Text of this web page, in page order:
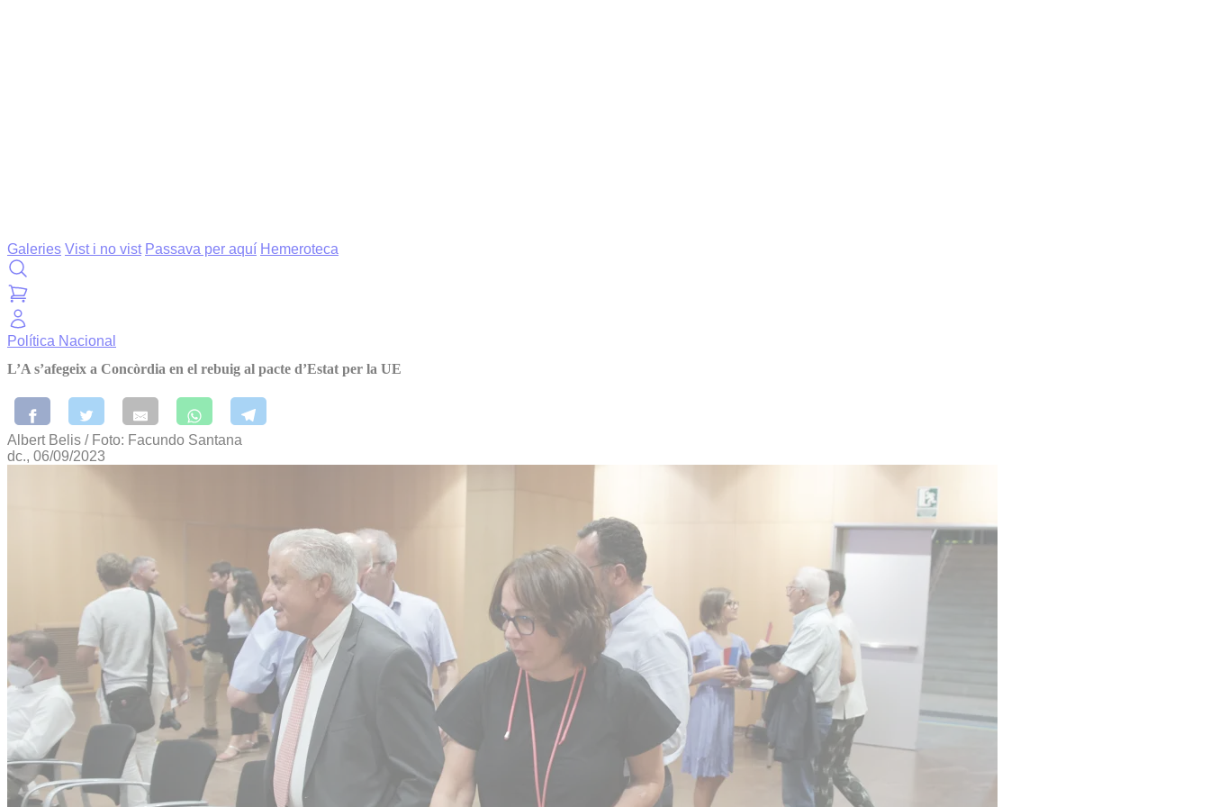
Galeries Vist i no vist Passava per aquí Hemeroteca
Política Nacional
L’A s’afegeix a Concòrdia en el rebuig al pacte d’Estat per la UE
Albert Belis / Foto: Facundo Santana
dc., 06/09/2023